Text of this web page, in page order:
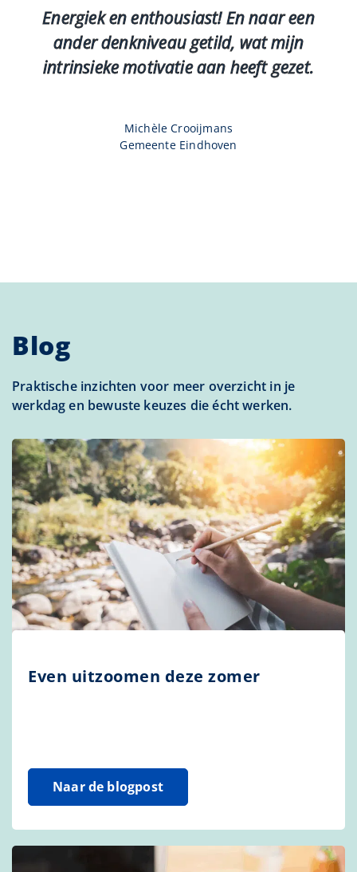
Energiek en enthousiast! En naar een
ander denkniveau getild, wat mijn
intrinsieke motivatie aan heeft gezet.
Michèle Crooijmans
Gemeente Eindhoven
Blog
Praktische inzichten voor meer overzicht in je
werkdag en bewuste keuzes die écht werken.
Even uitzoomen deze zomer
Naar de blogpost